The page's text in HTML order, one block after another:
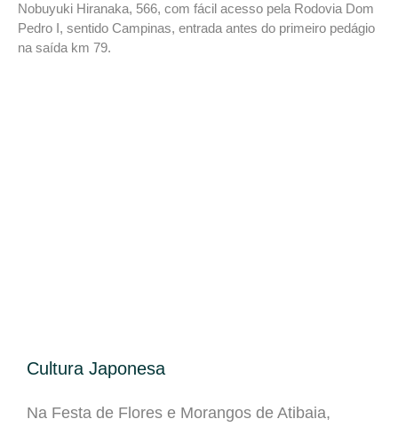
Nobuyuki Hiranaka, 566, com fácil acesso pela Rodovia Dom
Pedro I, sentido Campinas, entrada antes do primeiro pedágio
na saída km 79.
Cultura Japonesa
Na Festa de Flores e Morangos de Atibaia,